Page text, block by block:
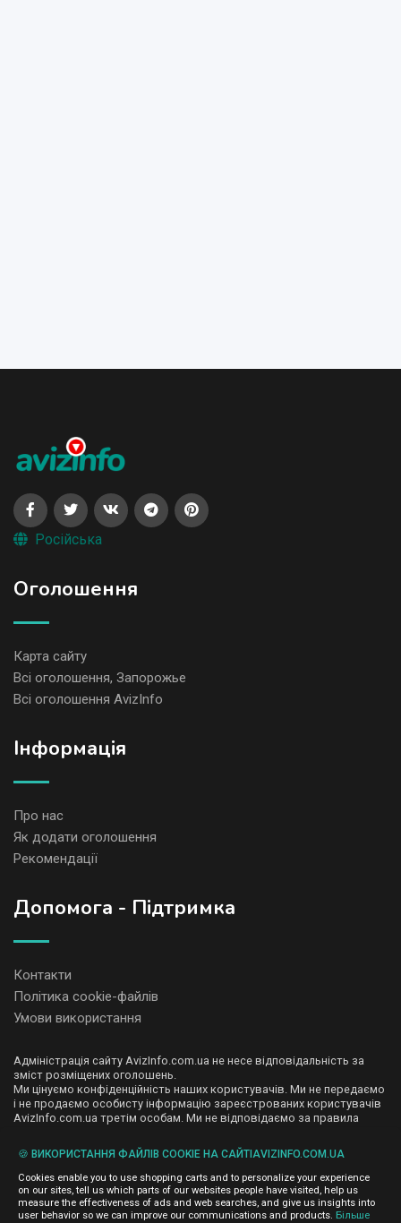
Російська
Оголошення
Карта сайту
Всі оголошення, Запорожье
Всі оголошення AvizInfo
Iнформація
Про нас
Як додати оголошення
Рекомендації
Допомога - Підтримка
Контакти
Політика cookie-файлів
Умови використання
Адміністрація сайту AvizInfo.com.ua не несе відповідальність за
зміст розміщених оголошень.
Ми цінуємо конфіденційність наших користувачів. Ми не передаємо
і не продаємо особисту інформацію зареєстрованих користувачів
AvizInfo.com.ua третім особам. Ми не відповідаємо за правила
деяких сторінках нашого сайту представлена реклама Google
Adsense Advertising Network. Щоб дізнатися детальніше про
правила конфіденційності Googleнатисніть тут.
🍪 ВИКОРИСТАННЯ ФАЙЛІВ COOKIE НА САЙТІAVIZINFO.COM.UA
Cookies enable you to use shopping carts and to personalize your experience
on our sites, tell us which parts of our websites people have visited, help us
measure the effectiveness of ads and web searches, and give us insights into
user behavior so we can improve our communications and products. Більше